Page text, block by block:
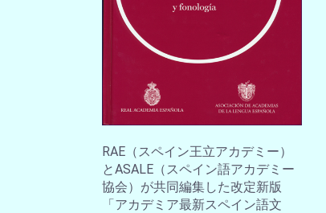
RAE（スペイン王立アカデミー）
とASALE（スペイン語アカデミー
協会）が共同編集した改定新版
「アカデミア最新スペイン語文